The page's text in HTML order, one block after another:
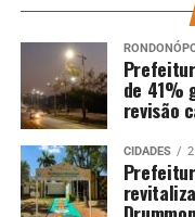
Violência Contra
do estado, da
Especializada em
representantes da
de Relações
outras lideranças
civil.
#PraCegoVer
de 41%
revisão
CIDADES